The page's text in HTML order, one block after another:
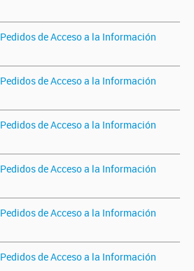
Pedidos de Acceso a la Información
Pedidos de Acceso a la Información
Pedidos de Acceso a la Información
Pedidos de Acceso a la Información
Pedidos de Acceso a la Información
Pedidos de Acceso a la Información